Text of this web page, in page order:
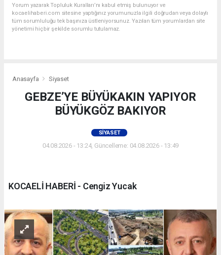
Yorum yazarak Topluluk Kuralları’nı kabul etmiş bulunuyor ve
kocaelihaberi.com sitesine yaptığınız yorumunuzla ilgili doğrudan veya dolaylı
tüm sorumluluğu tek başınıza üstleniyorsunuz. Yazılan tüm yorumlardan site
yönetimi hiçbir şekilde sorumlu tutulamaz.
Anasayfa Siyaset
GEBZE’YE BÜYÜKAKIN YAPIYOR
BÜYÜKGÖZ BAKIYOR
SIYASET
04.08.2026 - 13:24, Güncelleme: 04.08.2026 - 13:49
KOCAELİ HABERİ - Cengiz Yucak